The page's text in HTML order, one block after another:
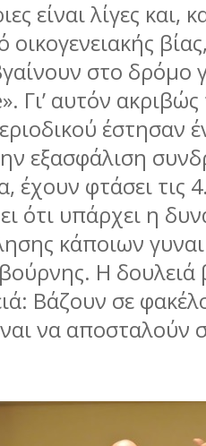
είναι λίγες και,
οικογενειακής
στο δρόμο
Γι’ αυτόν
έστησαν
εξασφάλιση
έχουν φτάσει τις
ότι υπάρχει η
κάποιων
Η δουλειά
Βάζουν σε
να αποσταλούν